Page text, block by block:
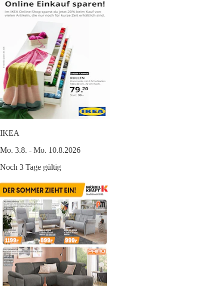
IKEA
Mo. 3.8. - Mo. 10.8.2026
Noch 3 Tage gültig